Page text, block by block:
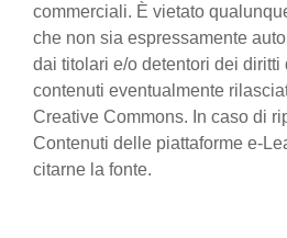
commerciali. È vietato
che non sia espressamente
dai titolari e/o detentori dei diritti
contenuti eventualmente
Creative Commons. In caso di
Contenuti delle piattaforme e-
citarne la fonte.